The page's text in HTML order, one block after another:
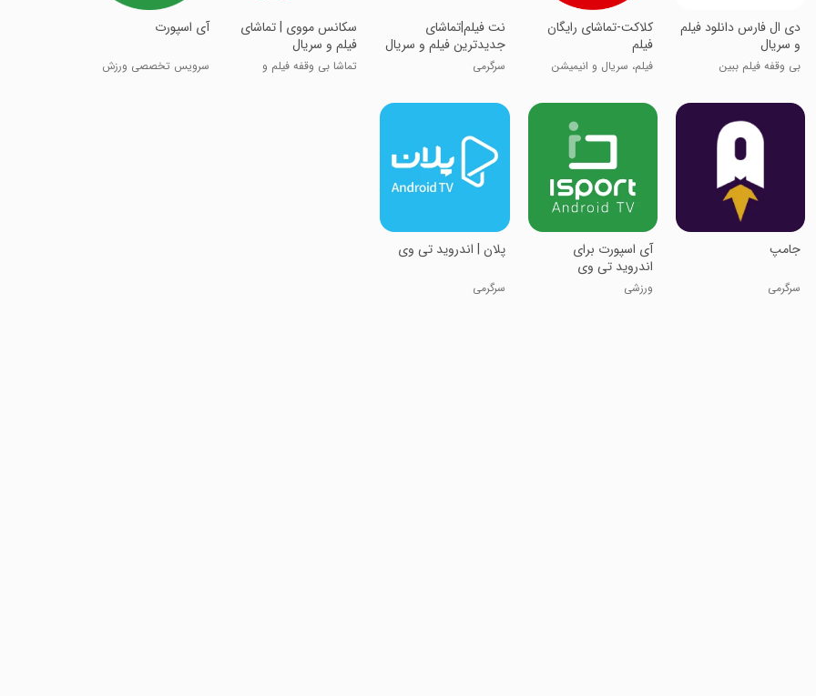
دی ال فارس دانلود فیلم
و سریال
بی وقفه فیلم ببین
کلاکت-تماشای رایگان
فیلم
فیلم، سریال و انیمیشن
‏نت فیلم|تماشای
جدیدترین فیلم و سریال
سرگرمی
‏‏‏‏‏‏‏‏‏سکانس مووی | تماشای
فیلم و سریال
تماشا بی وقفه فیلم و
‏‏‏‏‏‏‏‏‏آی اسپورت
سرویس تخصصی ورزش
‏‏‏جامپ
سرگرمی
‏‏‏‏‏‏‏‏‏‏آی اسپورت برای
اندروید تی وی
ورزشی
‏پلان | اندروید تی وی
سرگرمی